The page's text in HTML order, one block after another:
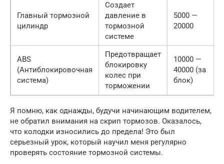
Главный тормозной
цилиндр
Создает
давление в
тормозной
системе
5000 —
20000
ABS
(Антиблокировочная
система)
Предотвращает
блокировку
колес при
торможении
10000 —
40000 (за
блок)
Я помню, как однажды, будучи начинающим водителем,
не обратил внимания на скрип тормозов. Оказалось,
что колодки износились до предела! Это был
серьезный урок, который научил меня регулярно
проверять состояние тормозной системы.